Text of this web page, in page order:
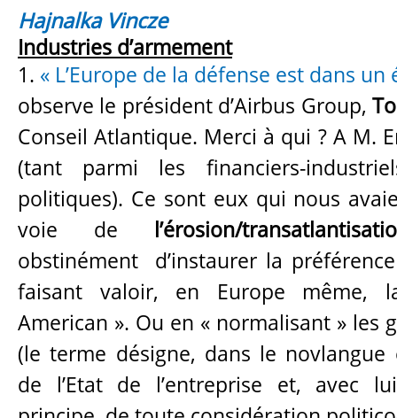
Hajnalka Vincze
Industries d’armement
1. « L’Europe de la défense est dans
observe le président d’Airbus Group,
Conseil Atlantique. Merci à qui ? A M.
(tant parmi les financiers-
politiques). Ce sont eux qui nous
voie de l’érosion/
obstinément d’instaurer la
faisant valoir, en Europe même,
American ». Ou en « normalisant » les
(le terme désigne, dans le novlangue
de l’Etat de l’entreprise et, avec